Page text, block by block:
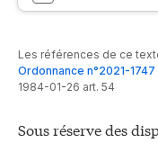
Les références de ce
Ordonnance n°2021-
1984-01-26 art. 54
Sous réserve des